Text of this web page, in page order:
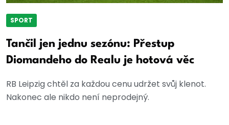
SPORT
Tančil jen jednu sezónu: Přestup
Diomandeho do Realu je hotová věc
RB Leipzig chtěl za každou cenu udržet svůj klenot.
Nakonec ale nikdo není neprodejný.